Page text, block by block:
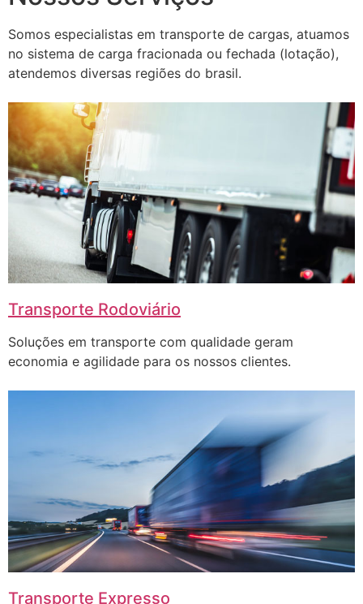
Somos especialistas em transporte de cargas, atuamos
no sistema de carga fracionada ou fechada (lotação),
atendemos diversas regiões do brasil.
Transporte Rodoviário
Soluções em transporte com qualidade geram
economia e agilidade para os nossos clientes.
Transporte Expresso